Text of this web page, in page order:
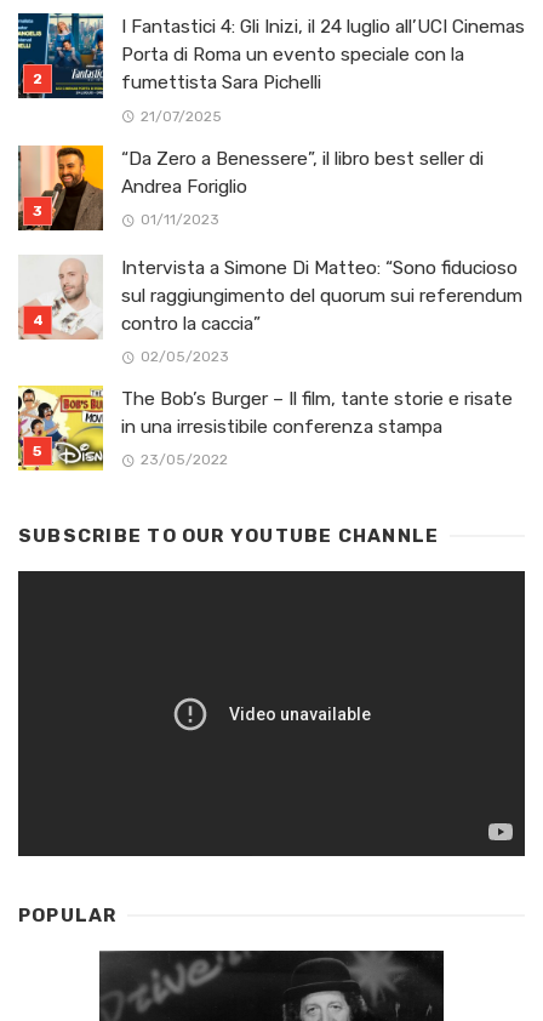
I Fantastici 4: Gli Inizi, il 24 luglio all’UCI Cinemas
Porta di Roma un evento speciale con la
fumettista Sara Pichelli
21/07/2025
“Da Zero a Benessere”, il libro best seller di
Andrea Foriglio
01/11/2023
Intervista a Simone Di Matteo: “Sono fiducioso
sul raggiungimento del quorum sui referendum
contro la caccia”
02/05/2023
The Bob’s Burger – Il film, tante storie e risate
in una irresistibile conferenza stampa
23/05/2022
SUBSCRIBE TO OUR YOUTUBE CHANNLE
POPULAR